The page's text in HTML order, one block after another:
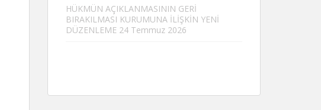
HÜKMÜN AÇIKLANMASININ GERİ
BIRAKILMASI KURUMUNA İLİŞKİN YENİ
DÜZENLEME 24 Temmuz 2026